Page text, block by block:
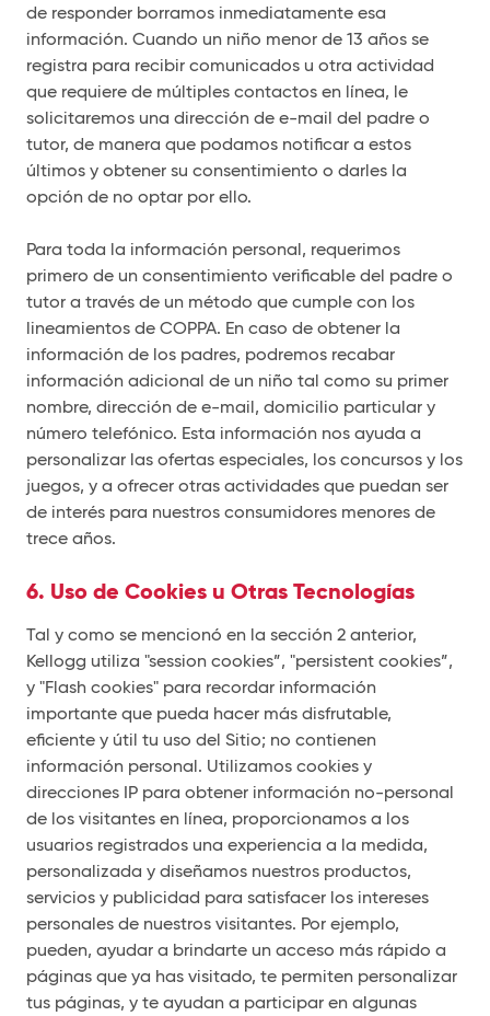
de responder borramos inmediatamente esa
información. Cuando un niño menor de 13 años se
registra para recibir comunicados u otra actividad
que requiere de múltiples contactos en línea, le
solicitaremos una dirección de e-mail del padre o
tutor, de manera que podamos notificar a estos
últimos y obtener su consentimiento o darles la
opción de no optar por ello.
Para toda la información personal, requerimos
primero de un consentimiento verificable del padre o
tutor a través de un método que cumple con los
lineamientos de COPPA. En caso de obtener la
información de los padres, podremos recabar
información adicional de un niño tal como su primer
nombre, dirección de e-mail, domicilio particular y
número telefónico. Esta información nos ayuda a
personalizar las ofertas especiales, los concursos y los
juegos, y a ofrecer otras actividades que puedan ser
de interés para nuestros consumidores menores de
trece años.
6. Uso de Cookies u Otras Tecnologías
Tal y como se mencionó en la sección 2 anterior,
Kellogg utiliza "session cookies”, "persistent cookies”,
y "Flash cookies" para recordar información
importante que pueda hacer más disfrutable,
eficiente y útil tu uso del Sitio; no contienen
información personal. Utilizamos cookies y
direcciones IP para obtener información no-personal
de los visitantes en línea, proporcionamos a los
usuarios registrados una experiencia a la medida,
personalizada y diseñamos nuestros productos,
servicios y publicidad para satisfacer los intereses
personales de nuestros visitantes. Por ejemplo,
pueden, ayudar a brindarte un acceso más rápido a
páginas que ya has visitado, te permiten personalizar
tus páginas, y te ayudan a participar en algunas